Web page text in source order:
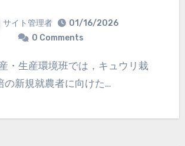
サイト管理者
01/16/2026
0 Comments
の新規就農者に向けた…